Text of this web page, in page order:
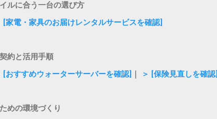
ルに合う一台の選び方
[家電・家具のお届けレンタルサービスを確認]
約と活用手順
[おすすめウォーターサーバーを確認] ＞ [保険見直しを確認]
めの環境づくり